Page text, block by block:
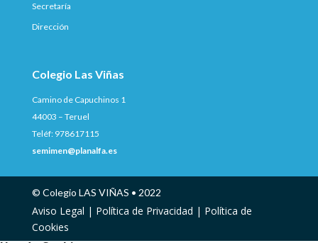
Secretaría
Dirección
Colegio Las Viñas
Camino de Capuchinos 1
44003 – Teruel
Teléf: 978617115
semimen@planalfa.es
© Colegio LAS VIÑAS • 2022
Aviso Legal | Política de Privacidad | Política de
Cookies